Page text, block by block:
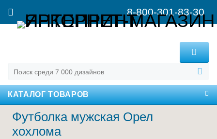
8-800-301-83-30
КАТАЛОГ ТОВАРОВ
Футболка мужская Орел
хохлома